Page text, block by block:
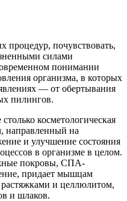
процедур, почувствовать,
силами
понимании
организма, в которых
— от обертывания
пилингов.
косметологическая
направленный на
и улучшение состояния
в организме в целом.
покровы, СПА-
придает мышцам
растяжками и целлюлитом,
и шлаков.